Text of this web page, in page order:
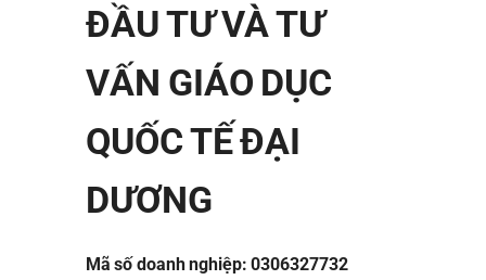
ĐẦU TƯ VÀ TƯ
VẤN GIÁO DỤC
QUỐC TẾ ĐẠI
DƯƠNG
Mã số doanh nghiệp: 0306327732